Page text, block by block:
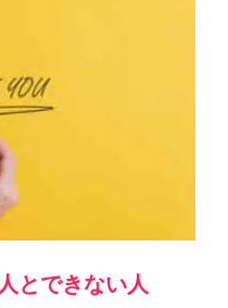
とできない人